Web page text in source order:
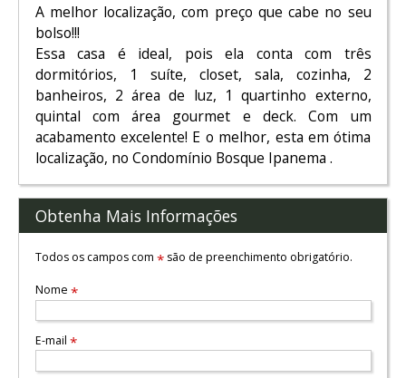
A melhor localização, com preço que cabe no seu
bolso!!!
Essa casa é ideal, pois ela conta com três
dormitórios, 1 suíte, closet, sala, cozinha, 2
banheiros, 2 área de luz, 1 quartinho externo,
quintal com área gourmet e deck. Com um
acabamento excelente! E o melhor, esta em ótima
localização, no Condomínio Bosque Ipanema .
Obtenha Mais Informações
Todos os campos com *são de preenchimento obrigatório.
Nome *
E-mail *